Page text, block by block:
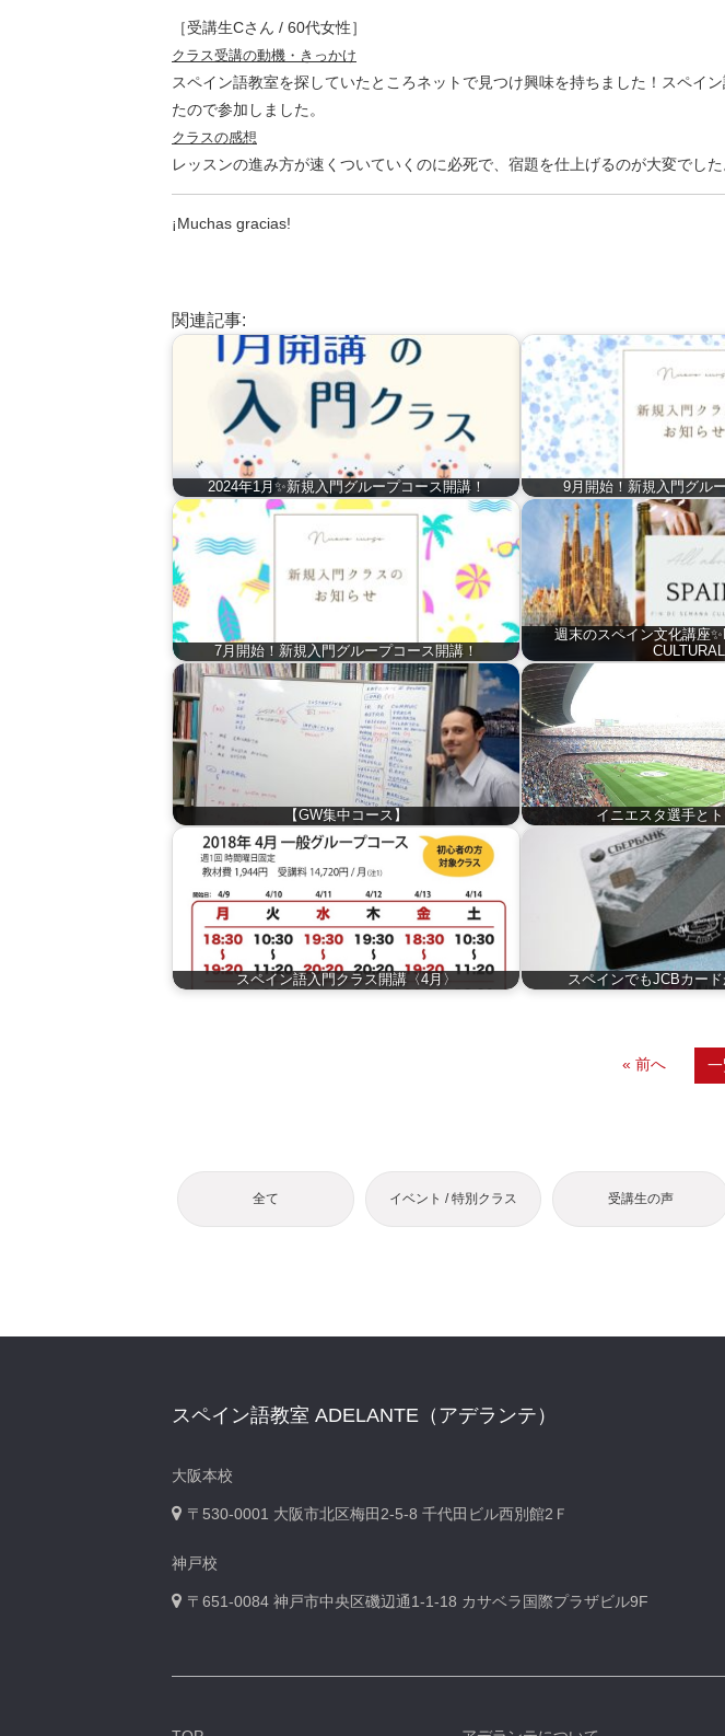
［受講生Cさん / 60代女性］
クラス受講の動機・きっかけ
スペイン語教室を探していたところネットで見つけ興味を持ちました！スペイ
たので参加しました。
クラスの感想
レッスンの進み方が速くついていくのに必死で、宿題を仕上げるのが大変でし
¡Muchas gracias!
関連記事:
2024年1月✨新規入門グループコース開講！ 9月開始！新規入門グル
7月開始！新規入門グループコース開講！
週末のスペイン文化講座
【GW集中コース】 イニエスタ選手と
スペイン語入門クラス開講〈4月〉 スペインでもJCBカード
« 前へ
全て イベント / 特別クラス 受講生の声
スペイン語教室 ADELANTE（アデランテ）
大阪本校
〒530-0001 大阪市北区梅田2-5-8 千代田ビル西別館2Ｆ
神戸校
〒651-0084 神戸市中央区磯辺通1-1-18 カサベラ国際プラザビル9F